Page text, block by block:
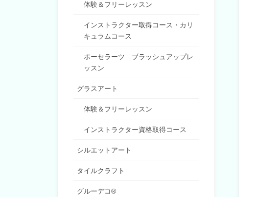
体験＆フリーレッスン
インストラクター取得コース・カリ
キュラムコース
ポーセラーツ ブラッシュアップレ
ッスン
グラスアート
体験＆フリーレッスン
インストラクター資格取得コース
シルエットアート
タイルクラフト
グルーデコ®